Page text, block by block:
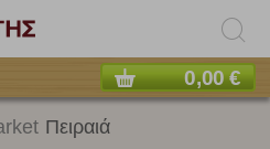
0,00 €
Πειραιά